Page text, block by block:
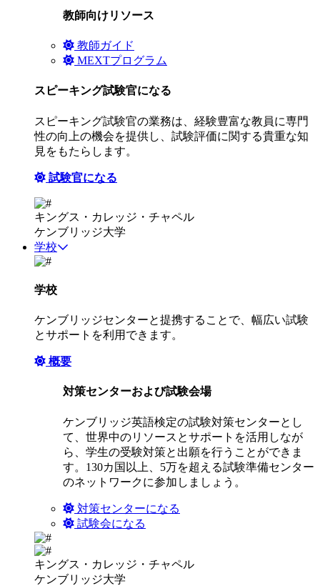
教師向けリソース
教師ガイド
MEXTプログラム
スピーキング試験官になる
スピーキング試験官の業務は、経験豊富な教員に専門
性の向上の機会を提供し、試験評価に関する貴重な知
見をもたらします。
試験官になる
キングス・カレッジ・チャペル
ケンブリッジ大学
学校
学校
ケンブリッジセンターと提携することで、幅広い試験
とサポートを利用できます。
概要
対策センターおよび試験会場
ケンブリッジ英語検定の試験対策センターとし
て、世界中のリソースとサポートを活用しなが
ら、学生の受験対策と出願を行うことができま
す。130カ国以上、5万を超える試験準備センター
のネットワークに参加しましょう。
対策センターになる
試験会になる
キングス・カレッジ・チャペル
ケンブリッジ大学